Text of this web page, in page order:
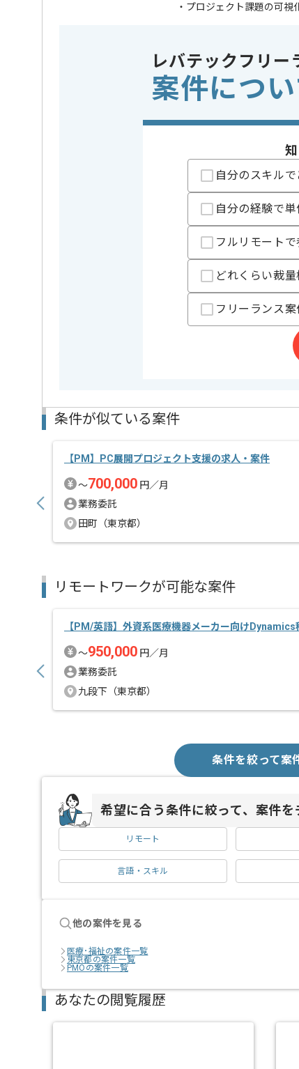
・プロジェクト課題の可
この案件のポイント 業界
医療･
業務内容
ベン
特徴
参画
レバテックでの実績がある企業の案件でございます
PMやPMOの経験を活かすことができます。
新しいアイディアや技術を積極的に導入し、
経験豊富なメンバーと成長が出来る環境でございま
スキルアップされたい方、長期的に参画されたい
基本的には一部リモート作業を見込んでおります。
レバテックフリー
案件につ
自分のスキル
自分の経験で
フルリモート
どれくらい裁
フリーランス
条件が似ている案件
【PM】PC展開プロジェクト支援の求人・案件
〜700,000 円／月
業務委託
田町（東京都）
リモートワークが可能な案件
【PM/英語】外資系医療機器メーカー向け
〜950,000 円／月
業務委託
九段下（東京都）
条件を絞って案
希望に合う条件に絞って、案件を
リモート
言語・スキル
他の案件を見る
医療･福祉の案件一覧
東京都の案件一覧
PMOの案件一覧
あなたの閲覧履歴